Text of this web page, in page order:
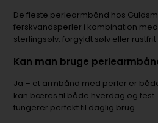
De fleste perlearmbånd hos
ferskvandsperler i kombination
sterlingsølv, forgyldt sølv eller rustfrit
Kan man bruge
Ja – et armbånd med perler er
kan bæres til både hverdag og fest.
fungerer perfekt til daglig brug.